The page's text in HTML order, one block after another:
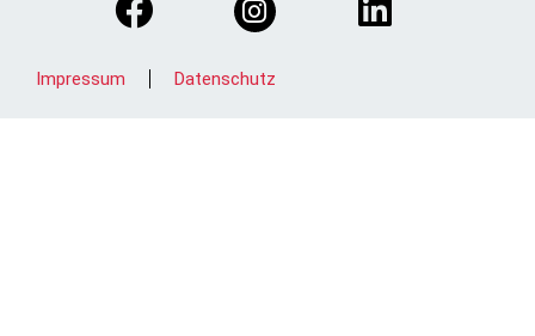
Impressum Datenschutz